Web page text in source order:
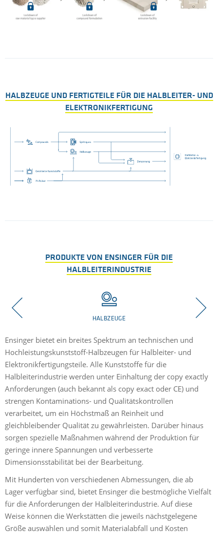
HALBZEUGE UND FERTIGTEILE FÜR DIE HALBLEITER- UND
ELEKTRONIKFERTIGUNG
PRODUKTE VON ENSINGER FÜR DIE
HALBLEITERINDUSTRIE
HALBZEUGE
Ensinger bietet ein breites Spektrum an technischen und
Hochleistungskunststoff-Halbzeugen für Halbleiter- und
Elektronikfertigungsteile. Alle Kunststoffe für die
Halbleiterindustrie werden unter Einhaltung der copy exactly
Anforderungen (auch bekannt als copy exact oder CE) und
strengen Kontaminations- und Qualitätskontrollen
verarbeitet, um ein Höchstmaß an Reinheit und
gleichbleibender Qualität zu gewährleisten. Darüber hinaus
sorgen spezielle Maßnahmen während der Produktion für
geringe innere Spannungen und verbesserte
Dimensionsstabilität bei der Bearbeitung.
Mit Hunderten von verschiedenen Abmessungen, die ab
Lager verfügbar sind, bietet Ensinger die bestmögliche Vielfalt
für die Anforderungen der Halbleiterindustrie. Auf diese
Weise können die Werkstätten die jeweils nächstgelegene
Größe auswählen und somit Materialabfall und Kosten